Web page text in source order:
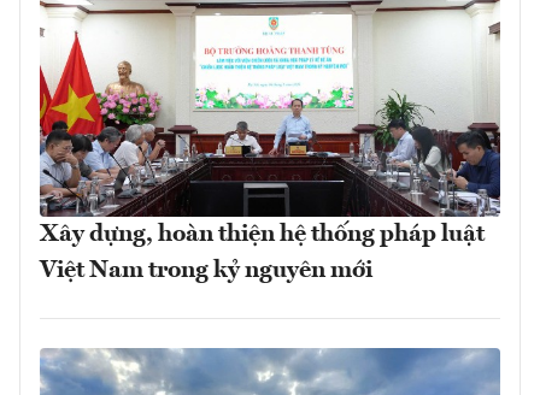
Xây dựng, hoàn thiện hệ thống pháp luật
Việt Nam trong kỷ nguyên mới